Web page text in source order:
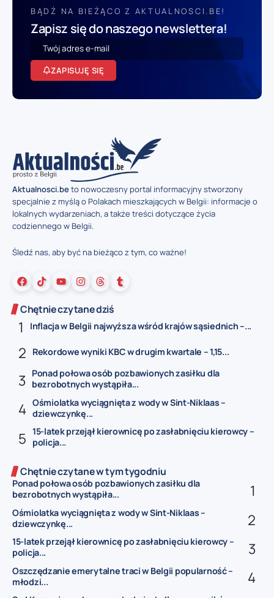
BĄDŹ NA BIEŻĄCO Z AKTUALNOSCI.BE!
Zapisz się do naszego newslettera!
ZAPISUJĘ SIĘ
Aktualnosci.beto nowoczesny portal informacyjny stworzony
specjalnie z myślą o Polakach mieszkających w Belgii: informacje o
lokalnych wydarzeniach, a także treści dotyczące życia
codziennego w Belgii.
Śledź nas, aby być na bieżąco z tym, co ważne!
Chętnie czytane dziś
Inflacja w Belgii najwyższa wśród krajów sąsiednich –...
Rekordowe wyniki KBC w drugim kwartale – 1,15...
Ponad połowa osób pozbawionych zasiłku dla
bezrobotnych wystąpiła...
Ośmiolatka wyciągnięta z wody w Sint-Niklaas –
dziewczynkę...
15-latek przejął kierownicę po zasłabnięciu kierowcy –
policja...
Chętnie czytane w tym tygodniu
Ponad połowa osób pozbawionych zasiłku dla
bezrobotnych wystąpiła...
Ośmiolatka wyciągnięta z wody w Sint-Niklaas –
dziewczynkę...
15-latek przejął kierownicę po zasłabnięciu kierowcy –
policja...
Oszczędzanie emerytalne traci w Belgii popularność –
młodzi...